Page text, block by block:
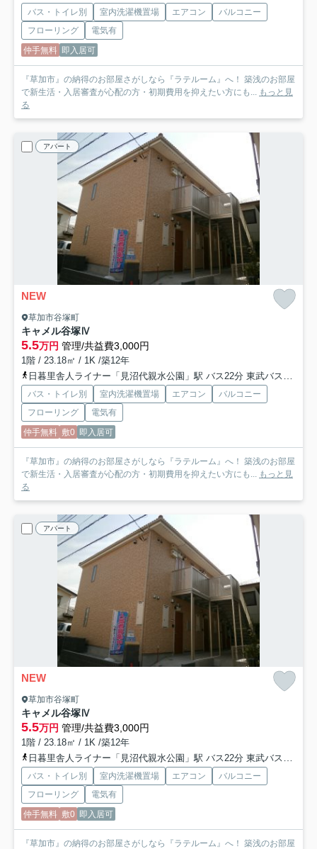
バス・トイレ別 室内洗濯機置場 エアコン
バルコニー
フローリング
電気有
仲手無料 即入居可
『草加市』の納得のお部屋さがしなら『ラテルーム』へ！ 築浅のお部屋
で新生活・入居審査が心配の方・初期費用を抑えたい方にも...
もっと見
る
アパート
NEW
草加市谷塚町
キャメル谷塚Ⅳ
5.5万円 管理/共益費3,000円
1階 / 23.18㎡ / 1K /築12年
日暮里舎人ライナー「見沼代親水公園」駅 バス22分 東武バス「谷塚小入口」 停歩9分
バス・トイレ別 室内洗濯機置場 エアコン
バルコニー
フローリング
電気有
仲手無料 敷0 即入居可
『草加市』の納得のお部屋さがしなら『ラテルーム』へ！ 築浅のお部屋
で新生活・入居審査が心配の方・初期費用を抑えたい方にも... もっと見
る
アパート
NEW
草加市谷塚町
キャメル谷塚Ⅳ
5.5万円 管理/共益費3,000円
1階 / 23.18㎡ / 1K /築12年
日暮里舎人ライナー「見沼代親水公園」駅 バス22分 東武バス「谷塚小入口」 停歩9分
バス・トイレ別 室内洗濯機置場 エアコン
バルコニー
フローリング
電気有
仲手無料 敷0 即入居可
『草加市』の納得のお部屋さがしなら『ラテルーム』へ！ 築浅のお部屋